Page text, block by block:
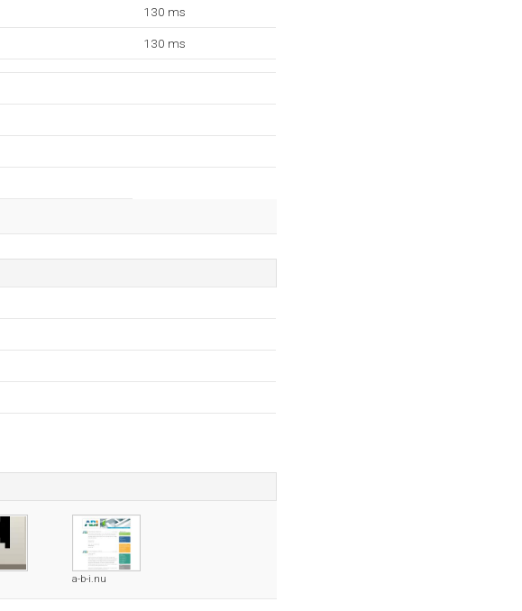
130 ms
130 ms
a-b-i.nu